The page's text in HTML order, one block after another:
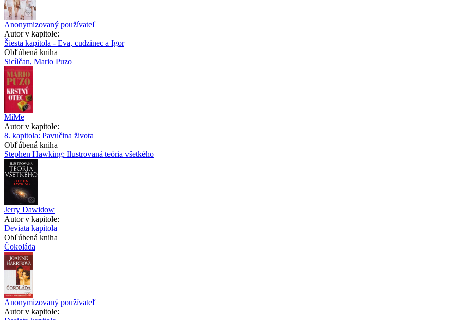
Anonymizovaný používateľ
Autor v kapitole:
Šiesta kapitola - Eva, cudzinec a Igor
Obľúbená kniha
Sicílčan, Mario Puzo
MiMe
Autor v kapitole:
8. kapitola: Pavučina života
Obľúbená kniha
Stephen Hawking: Ilustrovaná teória všetkého
Jerry Dawidow
Autor v kapitole:
Deviata kapitola
Obľúbená kniha
Čokoláda
Anonymizovaný používateľ
Autor v kapitole: